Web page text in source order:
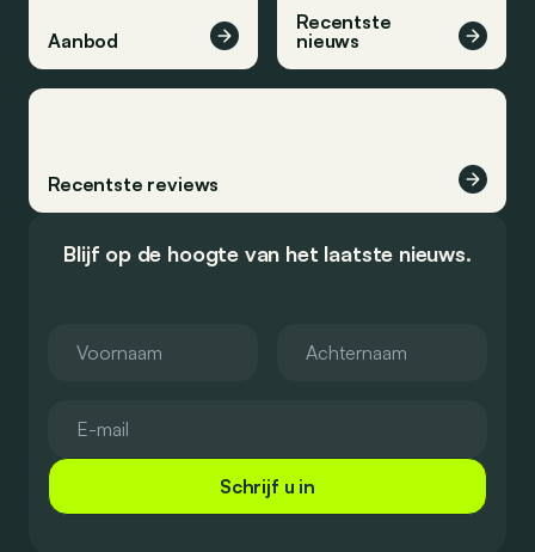
Aanbod
Recentste
nieuws
Recentste reviews
Blijf op de hoogte van het laatste nieuws.
Schrijf u in